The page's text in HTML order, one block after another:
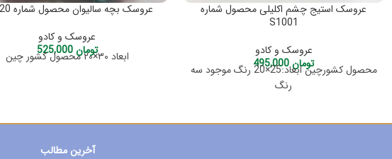
عروسک استیج چشم اکلیلی محصول شماره
S1001
عروسک و کادو
تومان495,000
محصول کشورچین ابعاد:25×20 رنگ موجود سه
رنگ
عروسک بچه سالیوان محصول شماره S1020
عروسک و کادو
تومان525,000 ابعاد ۳۰×۲۰ محصول کشور چین
آخرین مطالب